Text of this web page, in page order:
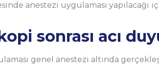
anestezi uygulaması
sonrası acı
genel anestezi altında